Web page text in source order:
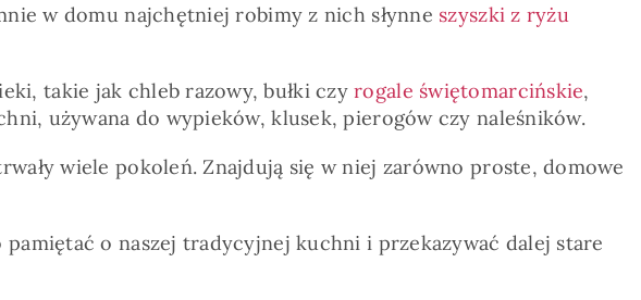
w domu najchętniej robimy z nich słynne szyszki z ryżu
takie jak chleb razowy, bułki czyrogale świętomarcińskie,
używana do wypieków, klusek, pierogów czy naleśników.
wiele pokoleń. Znajdują się w niej zarówno proste, domowe
o naszej tradycyjnej kuchni i przekazywać dalej stare